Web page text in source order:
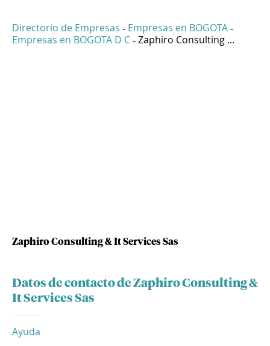
Directorio de Empresas - Empresas en BOGOTA -
Empresas en BOGOTA D C - Zaphiro Consulting ...
Zaphiro Consulting & It Services Sas
Datos de contacto de Zaphiro Consulting &
It Services Sas
Ayuda